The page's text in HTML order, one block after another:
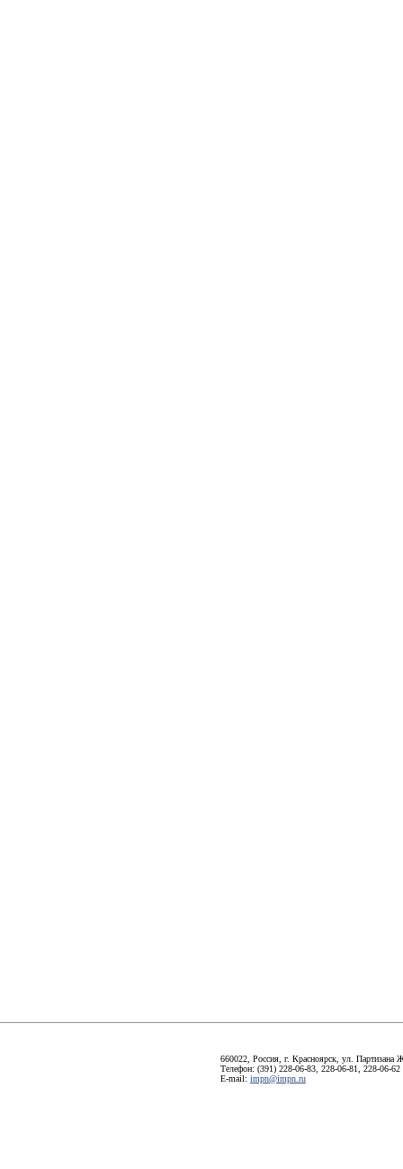
660022, Россия, г. Красноярск, ул. Партизана
Телефон: (391) 228-06-83, 228-06-81, 228-06-62
E-mail: impn@impn.ru